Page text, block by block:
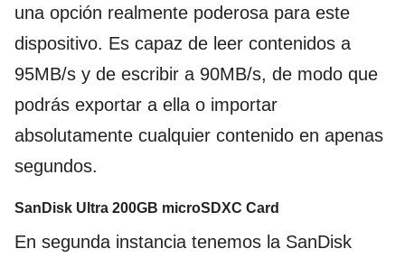
una opción realmente poderosa para este
dispositivo. Es capaz de leer contenidos a
95MB/s y de escribir a 90MB/s, de modo que
podrás exportar a ella o importar
absolutamente cualquier contenido en apenas
segundos.
SanDisk Ultra 200GB microSDXC Card
En segunda instancia tenemos la SanDisk